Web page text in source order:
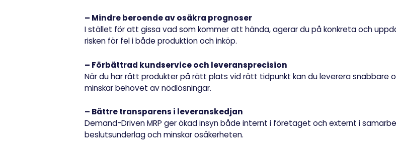
– Mindre beroende av osäkra prognoser
I stället för att gissa vad som kommer att hända, agerar du på konkreta och
risken för fel i både produktion och inköp.
– Förbättrad kundservice och leveransprecision
När du har rätt produkter på rätt plats vid rätt tidpunkt kan du leverera snabbare
minskar behovet av nödlösningar.
– Bättre transparens i leveranskedjan
Demand-Driven MRP ger ökad insyn både internt i företaget och externt i
beslutsunderlag och minskar osäkerheten.